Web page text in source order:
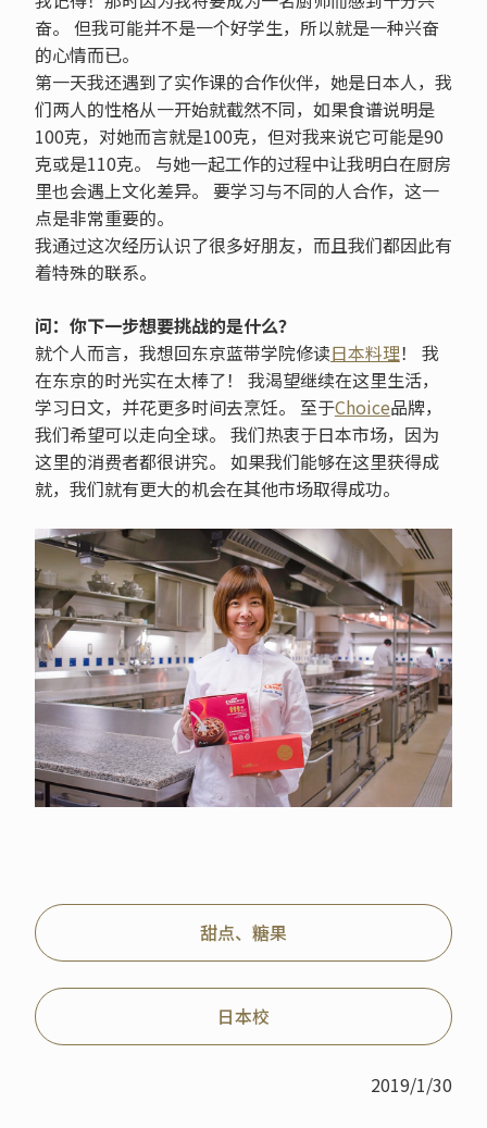
奋。 但我可能并不是一个好学生，所以就是一种兴奋
的心情而已。
第一天我还遇到了实作课的合作伙伴，她是日本人，我
们两人的性格从一开始就截然不同，如果食谱说明是
100克，对她而言就是100克，但对我来说它可能是90
克或是110克。 与她一起工作的过程中让我明白在厨房
里也会遇上文化差异。 要学习与不同的人合作，这一
点是非常重要的。
我通过这次经历认识了很多好朋友，而且我们都因此有
着特殊的联系。
问：你下一步想要挑战的是什么？
就个人而言，我想回东京蓝带学院修读日本料理！ 我
在东京的时光实在太棒了！ 我渴望继续在这里生活，
学习日文，并花更多时间去烹饪。 至于Choice品牌，
我们希望可以走向全球。 我们热衷于日本市场，因为
这里的消费者都很讲究。 如果我们能够在这里获得成
就，我们就有更大的机会在其他市场取得成功。
甜点、糖果
日本校
2019/1/30